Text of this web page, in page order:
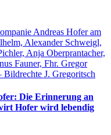
Die Erinnerung an
Hofer wird lebendig